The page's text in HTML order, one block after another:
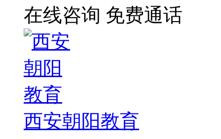
在线咨询 免费通话
西安朝阳教育